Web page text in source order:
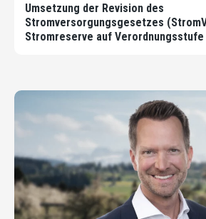
Umsetzung der Revision des
Stromversorgungsgesetzes
Stromreserve auf Verordnungsstufe